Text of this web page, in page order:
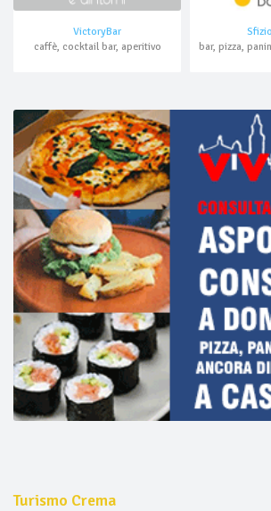
VictoryBar
caffè, cocktail bar, aperitivo
Turismo Crema